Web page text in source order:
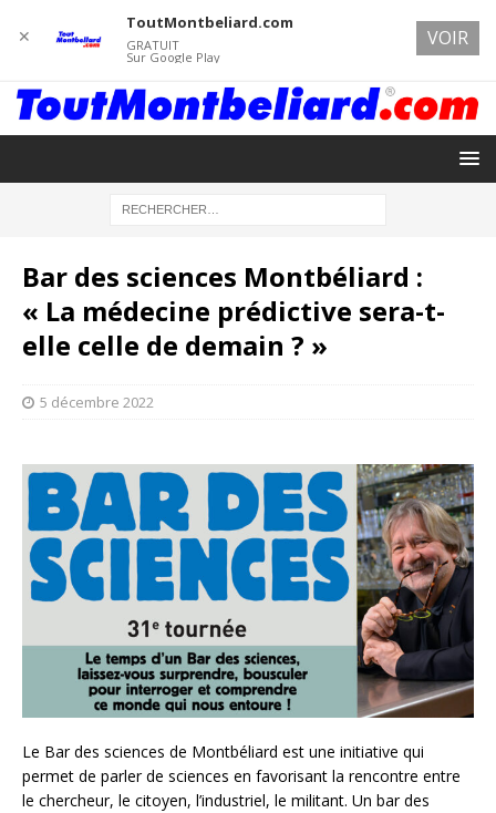
Bar des sciences Montbéliard :
« La médecine prédictive sera-t-
elle celle de demain ? »
5 décembre 2022
Le Bar des sciences de Montbéliard est une initiative qui
permet de parler de sciences en favorisant la rencontre entre
le chercheur, le citoyen, l’industriel, le militant. Un bar des
✕
ToutMontbeliard.com
GRATUIT
Sur Google Play
VOIR